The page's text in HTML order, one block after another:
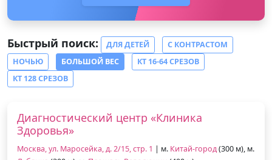
Быстрый поиск: ДЛЯ ДЕТЕЙ
С КОНТРАСТОМ
НОЧЬЮ
БОЛЬШОЙ ВЕС
КТ 16-64 СРЕЗОВ
КТ 128 СРЕЗОВ
Диагностический центр «Клиника
Здоровья»
Москва, ул. Маросейка, д. 2/15, стр. 1 | м. Китай-город(300 м), м.